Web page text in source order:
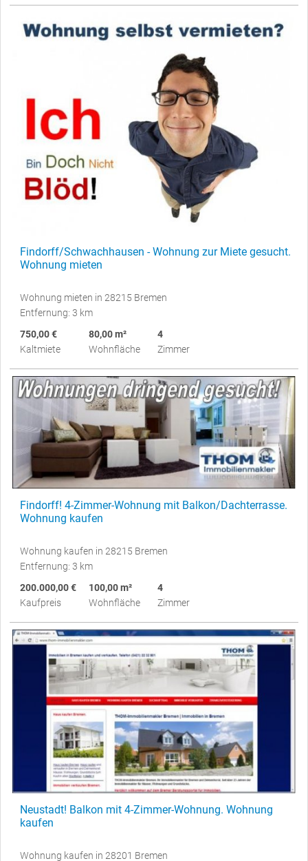
Findorff/Schwachhausen - Wohnung zur Miete gesucht.
Wohnung mieten
Wohnung mieten in 28215 Bremen
Entfernung: 3 km
750,00 €
Kaltmiete
80,00 m²
Wohnfläche
4
Zimmer
Findorff! 4-Zimmer-Wohnung mit Balkon/Dachterrasse.
Wohnung kaufen
Wohnung kaufen in 28215 Bremen
Entfernung: 3 km
200.000,00 €
Kaufpreis
100,00 m²
Wohnfläche
4
Zimmer
Neustadt! Balkon mit 4-Zimmer-Wohnung. Wohnung
kaufen
Wohnung kaufen in 28201 Bremen